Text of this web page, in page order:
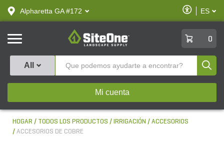
text.skipToContent
text.skipToNavigation
Alpharetta GA #172
Habilitar
ES
SiteOne
0
All
Mi cuenta
HOGAR TODOS LOS PRODUCTOS IRRIGACIÓN
ACCESORIOS
ACCESORIOS DE COBRE